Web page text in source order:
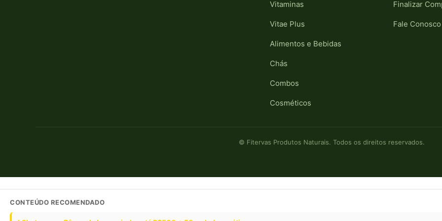
Vitaminas
Vitae Plus
Alimentos e Bebidas
Chás
Combos
Cosméticos
Finalizar
Fale Conosco
© Fitervas Produtos Naturais. Todos os direitos reservados.
CONTEÚDO RECOMENDADO